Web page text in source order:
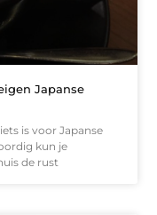
Japanse
is voor Japanse
kun je
de rust